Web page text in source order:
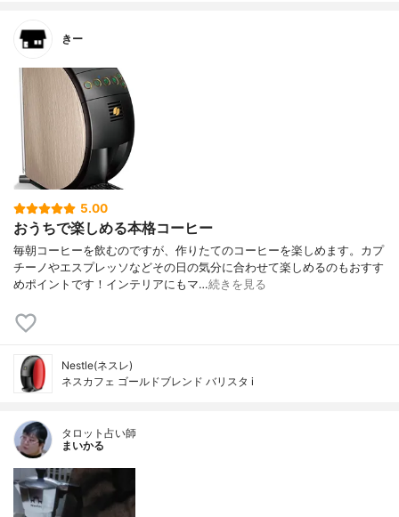
きー
5.00
おうちで楽しめる本格コーヒー
毎朝コーヒーを飲むのですが、作りたてのコーヒーを楽しめます。カプ
チーノやエスプレッソなどその日の気分に合わせて楽しめるのもおすす
めポイントです！インテリアにもマ…続きを見る
Nestle(ネスレ)
ネスカフェ ゴールドブレンド バリスタ i
タロット占い師
まいかる